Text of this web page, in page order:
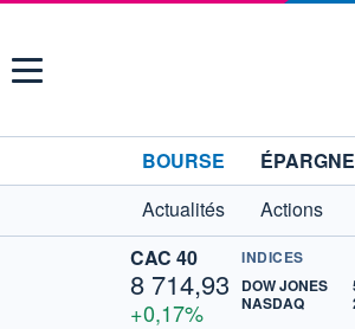
Menu
BOURSE ÉPARGNE
Actualités
Actions
CAC 40
8 714,93
+0,17%
INDICES
DOW JONES
NASDAQ